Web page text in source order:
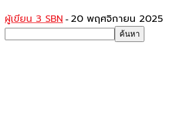
ผู้เขียน 3 SBN - 20 พฤศจิกายน 2025